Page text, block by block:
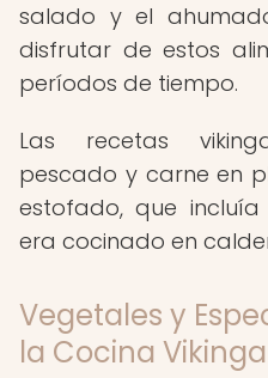
salado y el
disfrutar de estos
períodos de tiempo.
Las recetas
pescado y carne en
estofado, que
era cocinado en
Vegetales y
la Cocina Vikinga